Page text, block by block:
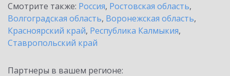
Смотрите также: Россия, Ростовская область,
Волгоградская область, Воронежская область,
Красноярский край, Республика Калмыкия,
Ставропольский край
Партнеры в вашем регионе: